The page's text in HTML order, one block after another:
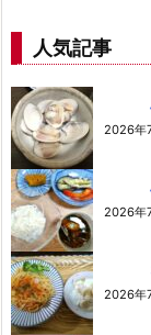
人気記事
2026年
2026年
2026年